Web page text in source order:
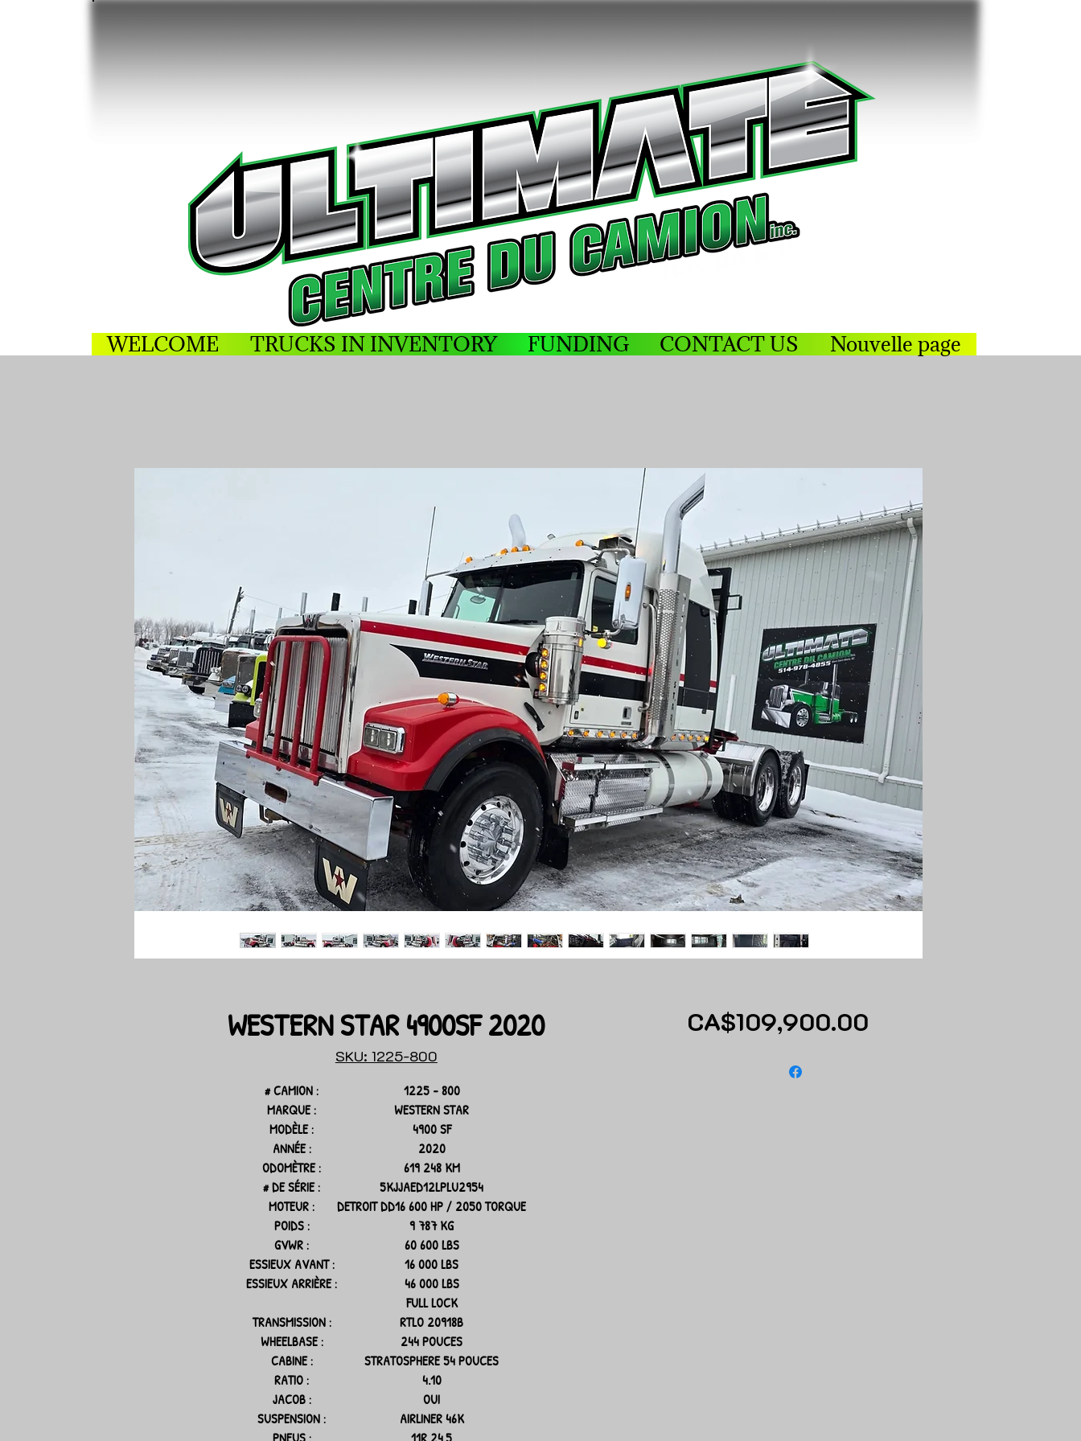
WELCOME TRUCKS IN INVENTORY FUNDING CONTACT US Nouvelle page
WESTERN STAR 4900SF 2020
SKU: 1225-800
# CAMION :
1225 - 800
MARQUE :
WESTERN STAR
MODÈLE :
4900 SF
ANNÉE :
2020
ODOMÈTRE :
619 248 KM
# DE SÉRIE :
5KJJAED12LPLU2954
MOTEUR :
DETROIT DD16 600 HP / 2050 TORQUE
POIDS :
9 787 KG
GVWR :
60 600 LBS
ESSIEUX AVANT :
16 000 LBS
ESSIEUX ARRIÈRE :
46 000 LBS
FULL LOCK
TRANSMISSION :
RTLO 20918B
WHEELBASE :
244 POUCES
CABINE :
STRATOSPHERE 54 POUCES
RATIO :
4.10
JACOB :
OUI
SUSPENSION :
AIRLINER 46K
CA$109,900.00